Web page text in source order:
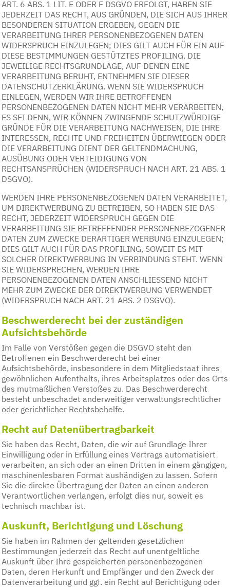
ART. 6 ABS. 1 LIT. E ODER F DSGVO ERFOLGT, HABEN SIE
JEDERZEIT DAS RECHT, AUS GRÜNDEN, DIE SICH AUS IHRER
BESONDEREN SITUATION ERGEBEN, GEGEN DIE
VERARBEITUNG IHRER PERSONENBEZOGENEN DATEN
WIDERSPRUCH EINZULEGEN; DIES GILT AUCH FÜR EIN AUF
DIESE BESTIMMUNGEN GESTÜTZTES PROFILING. DIE
JEWEILIGE RECHTSGRUNDLAGE, AUF DENEN EINE
VERARBEITUNG BERUHT, ENTNEHMEN SIE DIESER
DATENSCHUTZERKLÄRUNG. WENN SIE WIDERSPRUCH
EINLEGEN, WERDEN WIR IHRE BETROFFENEN
PERSONENBEZOGENEN DATEN NICHT MEHR VERARBEITEN,
ES SEI DENN, WIR KÖNNEN ZWINGENDE SCHUTZWÜRDIGE
GRÜNDE FÜR DIE VERARBEITUNG NACHWEISEN, DIE IHRE
INTERESSEN, RECHTE UND FREIHEITEN ÜBERWIEGEN ODER
DIE VERARBEITUNG DIENT DER GELTENDMACHUNG,
AUSÜBUNG ODER VERTEIDIGUNG VON
RECHTSANSPRÜCHEN (WIDERSPRUCH NACH ART. 21 ABS. 1
DSGVO).
WERDEN IHRE PERSONENBEZOGENEN DATEN VERARBEITET,
UM DIREKTWERBUNG ZU BETREIBEN, SO HABEN SIE DAS
RECHT, JEDERZEIT WIDERSPRUCH GEGEN DIE
VERARBEITUNG SIE BETREFFENDER PERSONENBEZOGENER
DATEN ZUM ZWECKE DERARTIGER WERBUNG EINZULEGEN;
DIES GILT AUCH FÜR DAS PROFILING, SOWEIT ES MIT
SOLCHER DIREKTWERBUNG IN VERBINDUNG STEHT. WENN
SIE WIDERSPRECHEN, WERDEN IHRE
PERSONENBEZOGENEN DATEN ANSCHLIESSEND NICHT
MEHR ZUM ZWECKE DER DIREKTWERBUNG VERWENDET
(WIDERSPRUCH NACH ART. 21 ABS. 2 DSGVO).
Beschwerde­recht bei der zuständigen
Aufsichts­behörde
Im Falle von Verstößen gegen die DSGVO steht den
Betroffenen ein Beschwerderecht bei einer
Aufsichtsbehörde, insbesondere in dem Mitgliedstaat ihres
gewöhnlichen Aufenthalts, ihres Arbeitsplatzes oder des Orts
des mutmaßlichen Verstoßes zu. Das Beschwerderecht
besteht unbeschadet anderweitiger verwaltungsrechtlicher
oder gerichtlicher Rechtsbehelfe.
Recht auf Daten­übertrag­barkeit
Sie haben das Recht, Daten, die wir auf Grundlage Ihrer
Einwilligung oder in Erfüllung eines Vertrags automatisiert
verarbeiten, an sich oder an einen Dritten in einem gängigen,
maschinenlesbaren Format aushändigen zu lassen. Sofern
Sie die direkte Übertragung der Daten an einen anderen
Verantwortlichen verlangen, erfolgt dies nur, soweit es
technisch machbar ist.
Auskunft, Berichtigung und Löschung
Sie haben im Rahmen der geltenden gesetzlichen
Bestimmungen jederzeit das Recht auf unentgeltliche
Auskunft über Ihre gespeicherten personenbezogenen
Daten, deren Herkunft und Empfänger und den Zweck der
Datenverarbeitung und ggf. ein Recht auf Berichtigung oder